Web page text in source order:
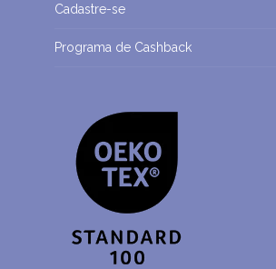
Cadastre-se
Programa de Cashback